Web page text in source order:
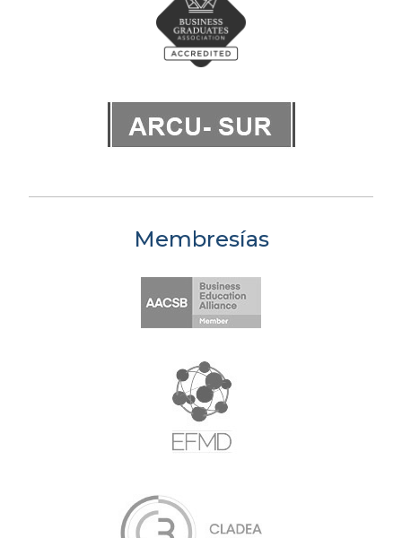
Membresías